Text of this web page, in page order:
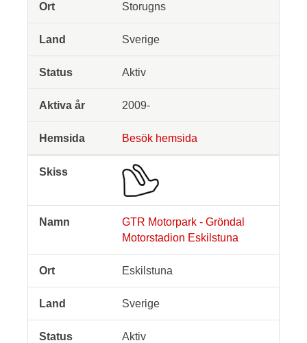
Storugns
Sverige
Aktiv
2009-
Besök hemsida
GTR Motorpark - Gröndal
Motorstadion Eskilstuna
Eskilstuna
Sverige
Aktiv